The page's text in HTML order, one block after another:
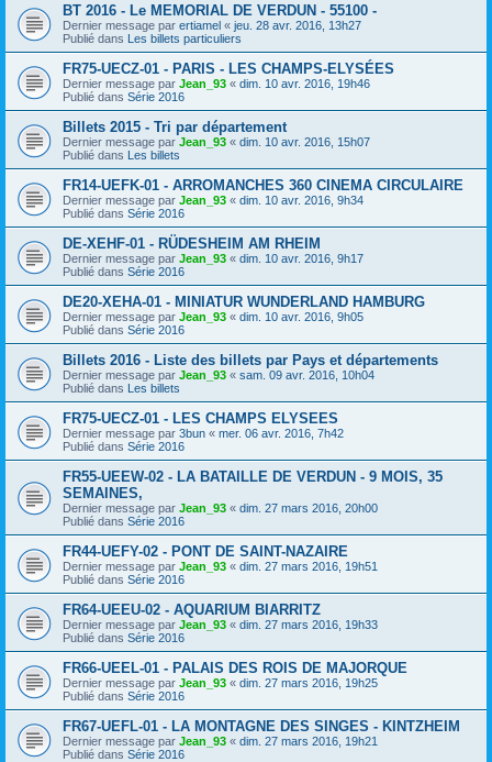
BT 2016 - Le MEMORIAL DE VERDUN - 55100 -
Dernier message par ertiamel « jeu. 28 avr. 2016, 13h27
Publié dans Les billets particuliers
FR75-UECZ-01 - PARIS - LES CHAMPS-ELYSÉES
Dernier message par Jean_93 « dim. 10 avr. 2016, 19h46
Publié dans Série 2016
Billets 2015 - Tri par département
Dernier message par Jean_93 « dim. 10 avr. 2016, 15h07
Publié dans Les billets
FR14-UEFK-01 - ARROMANCHES 360 CINEMA CIRCULAIRE
Dernier message par Jean_93 « dim. 10 avr. 2016, 9h34
Publié dans Série 2016
DE-XEHF-01 - RÜDESHEIM AM RHEIM
Dernier message par Jean_93 « dim. 10 avr. 2016, 9h17
Publié dans Série 2016
DE20-XEHA-01 - MINIATUR WUNDERLAND HAMBURG
Dernier message par Jean_93 « dim. 10 avr. 2016, 9h05
Publié dans Série 2016
Billets 2016 - Liste des billets par Pays et départements
Dernier message par Jean_93 « sam. 09 avr. 2016, 10h04
Publié dans Les billets
FR75-UECZ-01 - LES CHAMPS ELYSEES
Dernier message par 3bun « mer. 06 avr. 2016, 7h42
Publié dans Série 2016
FR55-UEEW-02 - LA BATAILLE DE VERDUN - 9 MOIS, 35
SEMAINES,
Dernier message par Jean_93 « dim. 27 mars 2016, 20h00
Publié dans Série 2016
FR44-UEFY-02 - PONT DE SAINT-NAZAIRE
Dernier message par Jean_93 « dim. 27 mars 2016, 19h51
Publié dans Série 2016
FR64-UEEU-02 - AQUARIUM BIARRITZ
Dernier message par Jean_93 « dim. 27 mars 2016, 19h33
Publié dans Série 2016
FR66-UEEL-01 - PALAIS DES ROIS DE MAJORQUE
Dernier message par Jean_93 « dim. 27 mars 2016, 19h25
Publié dans Série 2016
FR67-UEFL-01 - LA MONTAGNE DES SINGES - KINTZHEIM
Dernier message par Jean_93 « dim. 27 mars 2016, 19h21
Publié dans Série 2016